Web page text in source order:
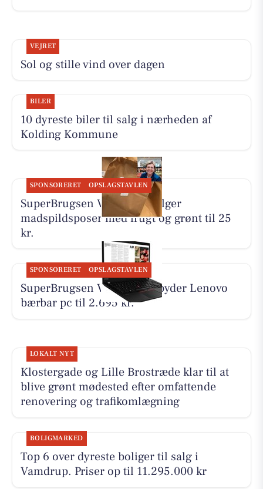
VEJRET
Sol og stille vind over dagen
BILER
10 dyreste biler til salg i nærheden af
Kolding Kommune
SPONSORERET OPSLAGSTAVLEN
SuperBrugsen Vamdrup sælger
madspildsposer med frugt og grønt til 25
kr.
SPONSORERET OPSLAGSTAVLEN
SuperBrugsen Vamdrup tilbyder Lenovo
bærbar pc til 2.695 kr.
LOKALT NYT
Klostergade og Lille Brostræde klar til at
blive grønt mødested efter omfattende
renovering og trafikomlægning
BOLIGMARKED
Top 6 over dyreste boliger til salg i
Vamdrup. Priser op til 11.295.000 kr